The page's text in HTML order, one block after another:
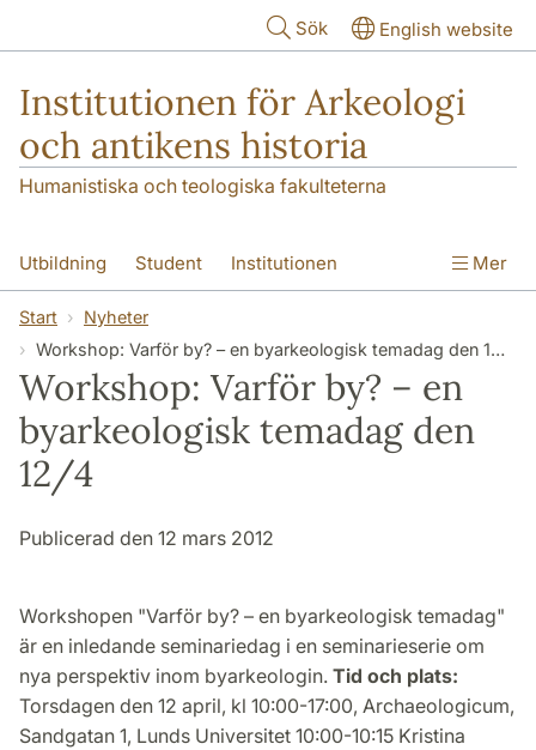
Sök English website
Institutionen för Arkeologi
och antikens historia
Humanistiska och teologiska fakulteterna
Utbildning Student Institutionen
Forskning Kontakt
Mer
Start
Nyheter
Workshop: Varför by? – en byarkeologisk temadag den 12/4
Workshop: Varför by? – en
byarkeologisk temadag den
12/4
Publicerad den 12 mars 2012
Workshopen "Varför by? – en byarkeologisk temadag"
är en inledande seminariedag i en seminarieserie om
nya perspektiv inom byarkeologin. Tid och plats:
Torsdagen den 12 april, kl 10:00-17:00, Archaeologicum,
Sandgatan 1, Lunds Universitet 10:00-10:15 Kristina